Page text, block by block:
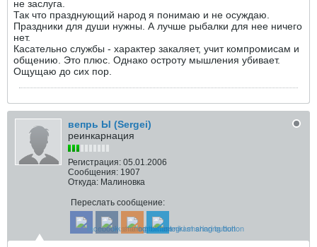
не заслуга.
Так что празднующий народ я понимаю и не осуждаю.
Праздники для души нужны. А лучше рыбалки для нее ничего
нет.
Касательно службы - характер закаляет, учит компромисам и
общению. Это плюс. Однако остроту мышления убивает.
Ощущаю до сих пор.
вепрь Ы (Sergei)
реинкарнация
Регистрация: 05.01.2006
Сообщения: 1907
Откуда: Малиновка
Переслать сообщение: